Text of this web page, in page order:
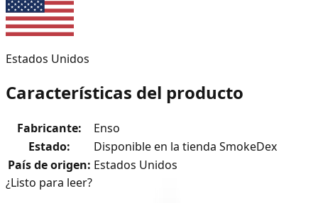
Estados Unidos
Características del producto
Fabricante:
Enso
Estado:
Disponible en la tienda SmokeDex
País de origen: Estados Unidos
¿Listo para leer?